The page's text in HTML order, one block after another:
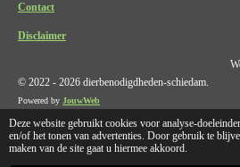
Deze website gebruikt cookies voor analyse-
en/of het tonen van advertenties. Door gebruik te
maken van de site gaat u hiermee akkoord.
Contact
Disclaimer
© 2022 - 2026 dierbenodigdheden-schiedam.
Powered by JouwWeb